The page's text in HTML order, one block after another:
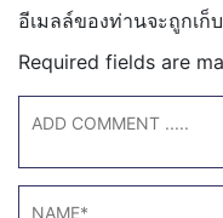
อีเมลล์ของท่านจะถูกเก็
Required fields are